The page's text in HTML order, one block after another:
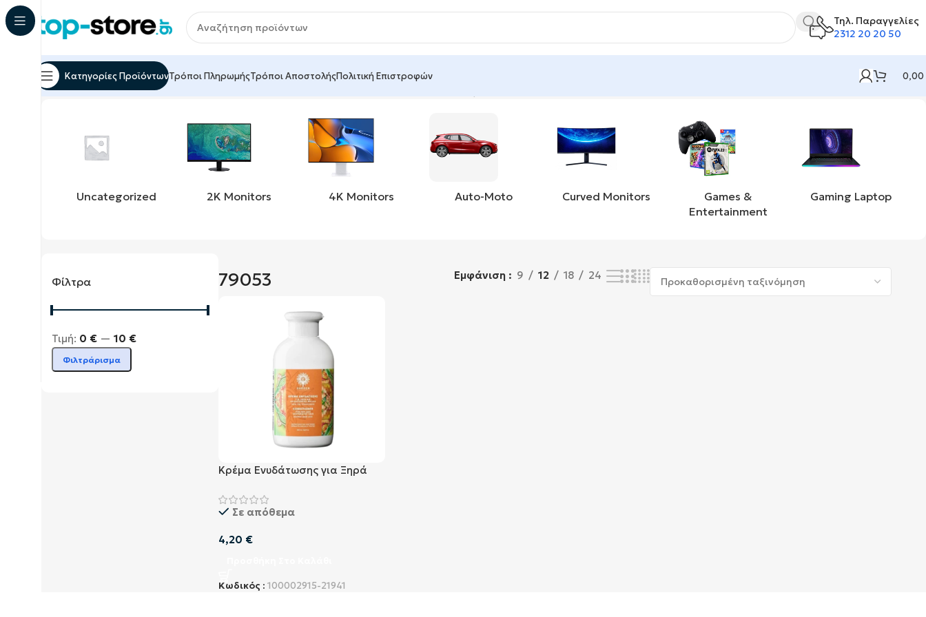
Τηλ. Παραγγελίες
2312 20 20 50
Κατηγορίες ΠροϊόντωνΤρόποι ΠληρωμήςΤρόποι ΑποστολήςΠολιτική Επιστροφών 0,00
Αρχική σελίδα Προϊόν product_sku
Uncategorized 2K Monitors 4K Monitors Auto-Moto Curved Monitors
Games &
Entertainment
Gaming Laptop
Φίλτρα
Φιλτράρισμα
Τιμή: 0 € — 10 €
79053 Εμφάνιση 9 12 18 24
Κρέμα Ενυδάτωσης για Ξηρά
Garden Conditioner Dry &
Dehydrated Hair 200ml
Σε απόθεμα
4,20 €
Κωδικός : 100002915-21941